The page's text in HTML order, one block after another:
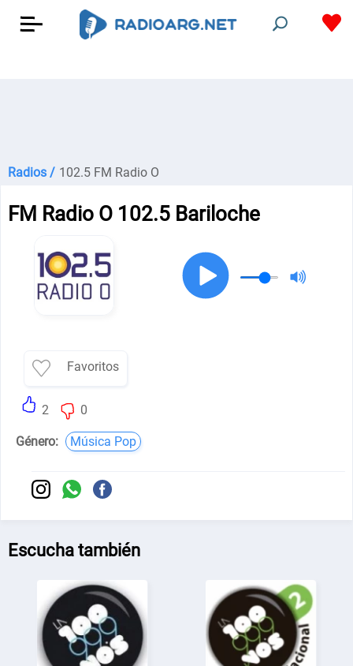
Radios / 102.5 FM Radio O
FM Radio O 102.5 Bariloche
Favoritos
2 0
Género: Música Pop
Escucha también